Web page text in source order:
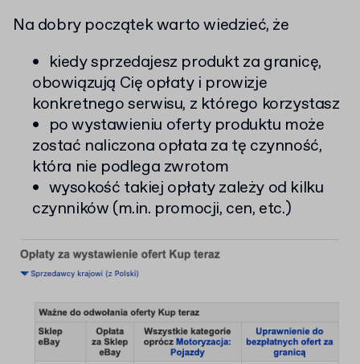
Na dobry początek warto wiedzieć, że
kiedy sprzedajesz produkt za granicę,
obowiązują Cię opłaty i prowizje
konkretnego serwisu, z którego korzystasz
po wystawieniu oferty produktu może
zostać naliczona opłata za tę czynność,
która nie podlega zwrotom
wysokość takiej opłaty zależy od kilku
czynników (m.in. promocji, cen, etc.)